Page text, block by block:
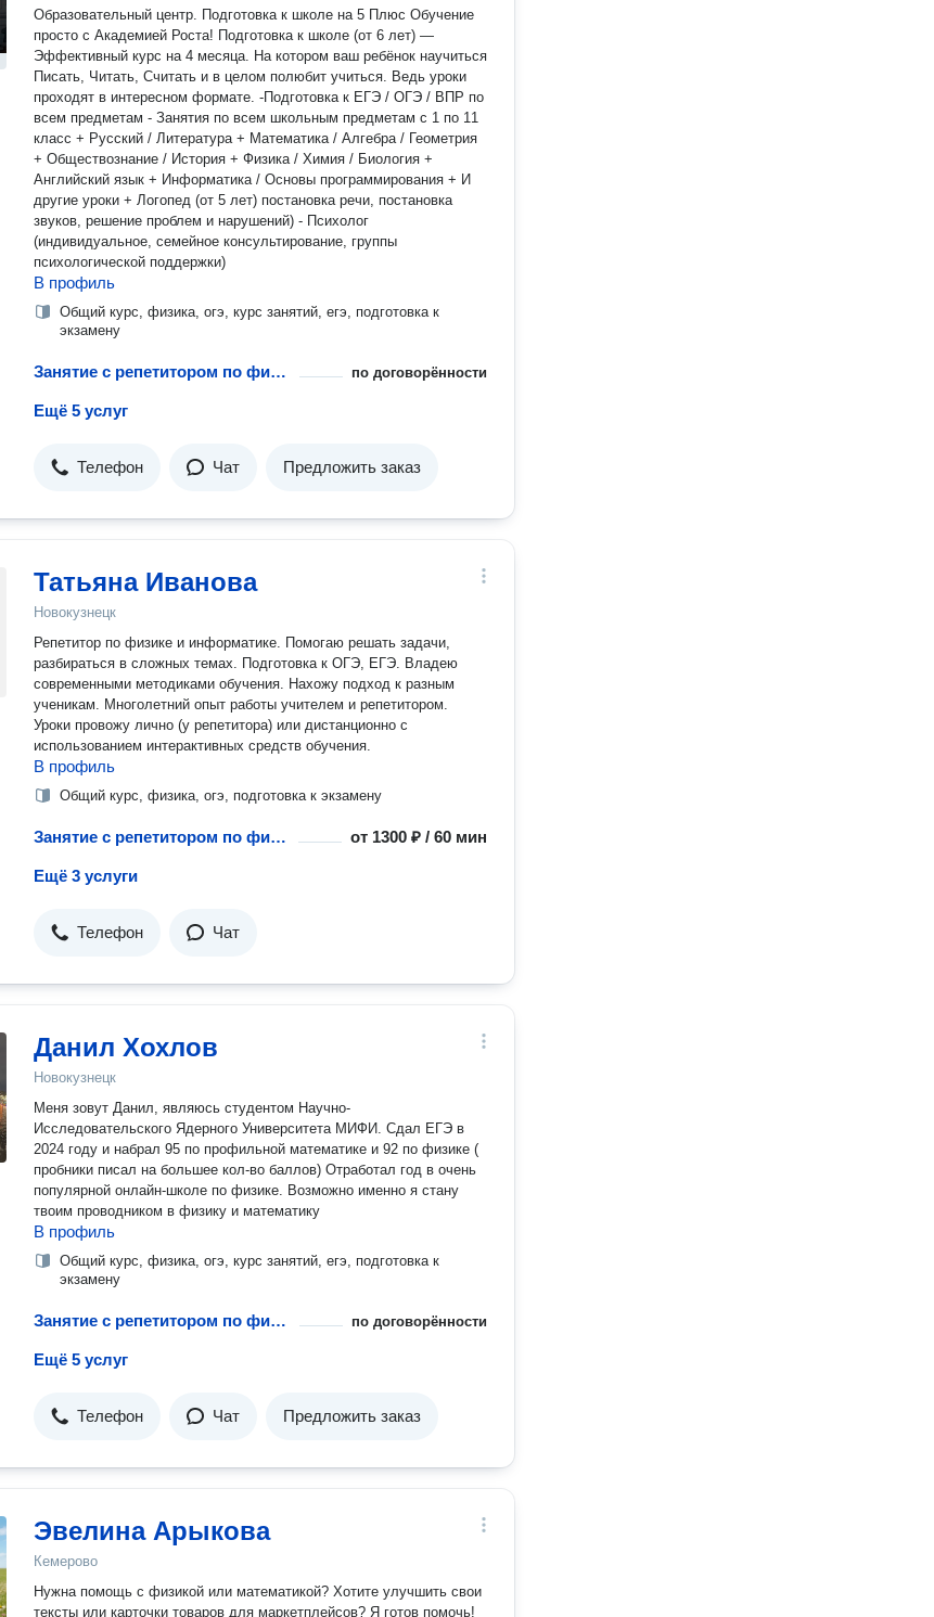
Образовательный центр. Подготовка к школе на 5 Плюс Обучение
просто с Академией Роста! Подготовка к школе (от 6 лет) —
Эффективный курс на 4 месяца. На котором ваш ребёнок научиться
Писать, Читать, Считать и в целом полюбит учиться. Ведь уроки
проходят в интересном формате. -Подготовка к ЕГЭ / ОГЭ / ВПР по
всем предметам - Занятия по всем школьным предметам с 1 по 11
класс + Русский / Литература + Математика / Алгебра / Геометрия
+ Обществознание / История + Физика / Химия / Биология +
Английский язык + Информатика / Основы программирования + И
другие уроки + Логопед (от 5 лет) постановка речи, постановка
звуков, решение проблем и нарушений) - Психолог
(индивидуальное, семейное консультирование, группы
психологической поддержки)
В профиль
Общий курс, физика, огэ, курс занятий, егэ, подготовка к
экзамену
Занятие с репетитором по физике по договорённости
Ещё 5 услуг
Телефон Чат Предложить заказ
Татьяна Иванова
Новокузнецк
Репетитор по физике и информатике. Помогаю решать задачи,
разбираться в сложных темах. Подготовка к ОГЭ, ЕГЭ. Владею
современными методиками обучения. Нахожу подход к разным
ученикам. Многолетний опыт работы учителем и репетитором.
Уроки провожу лично (у репетитора) или дистанционно с
использованием интерактивных средств обучения.
В профиль
Общий курс, физика, огэ, подготовка к экзамену
Занятие с репетитором по физике от 1300 ₽ / 60 мин
Ещё 3 услуги
Телефон Чат
Данил Хохлов
Новокузнецк
Меня зовут Данил, являюсь студентом Научно-
Исследовательского Ядерного Университета МИФИ. Сдал ЕГЭ в
2024 году и набрал 95 по профильной математике и 92 по физике (
пробники писал на большее кол-во баллов) Отработал год в очень
популярной онлайн-школе по физике. Возможно именно я стану
твоим проводником в физику и математику
В профиль
Общий курс, физика, огэ, курс занятий, егэ, подготовка к
экзамену
Занятие с репетитором по физике по договорённости
Ещё 5 услуг
Телефон Чат Предложить заказ
Эвелина Арыкова
Кемерово
Нужна помощь с физикой или математикой? Хотите улучшить свои
тексты или карточки товаров для маркетплейсов? Я готов помочь!